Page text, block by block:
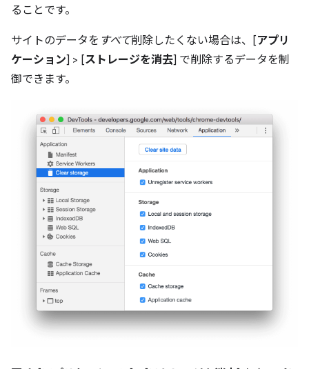
ることです。
サイトのデータを すべて削除したくない場合は、[アプリ
ケーション] > [ストレージを消去] で削除するデータを制
御できます。